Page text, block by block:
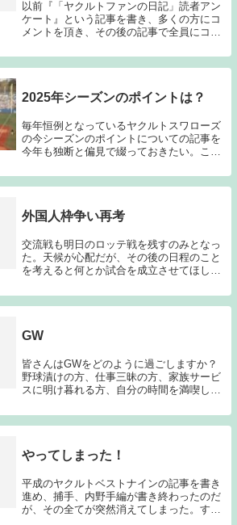
以前『「ヤクルトファンの日記」読者アン
ケート』という記事を書き、多くの方にコ
メントを頂き、その後の記事で全員にコメ
が、毎度コメントを頂いていたｋさんにコ
メント返しをしていないことに気付きまし
2025年シーズンのポイントは？
毎年恒例となっているヤクルトスワローズ
の今シーズンのポイントについての記事を
今年も独断と偏見で綴っておきたい。ここ
が、スーパースター村上が2025年シーズン
オフにメジャー挑戦を表明しているため、
外国人枠争い再考
交流戦も明日のロッテ戦を残すのみとなっ
た。天候が心配だが、その後の日程のこと
を考えると何とか試合を成立させてほし
て今日は、外国人枠争いについて再度考え
てみたい。キャンプの時から激しい外国人
GW
皆さんはGWをどのように過ごしますか？
野球漬けの方、仕事三昧の方、家族サービ
スに明け暮れる方、自分の時間を満喫して
事と家事と育児に追われる事となります。
シーズン前にも書いたのですが、今シーズ
やってしまった！
平成のヤクルトベストナインの記事を書き
進め、捕手、内野手編が書き終わったのだ
が、その全てが突然消えてしまった。すぐ